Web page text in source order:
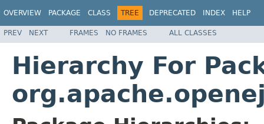
OVERVIEW PACKAGE CLASS TREE DEPRECATED INDEX HELP
PREV NEXT FRAMES NO FRAMES ALL CLASSES
Hierarchy For